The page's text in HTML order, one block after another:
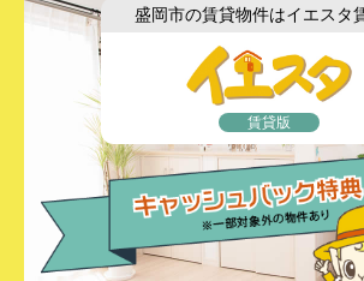
盛岡市の賃貸物件はイエスタ
賃貸版